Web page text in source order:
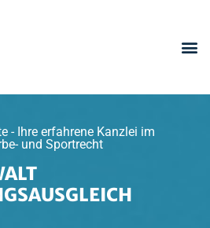
- Ihre erfahrene Kanzlei im
und Sportrecht